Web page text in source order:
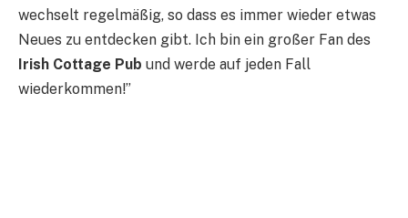
wechselt regelmäßig, so dass es immer wieder etwas
Neues zu entdecken gibt. Ich bin ein großer Fan des
Irish Cottage Pub und werde auf jeden Fall
wiederkommen!”